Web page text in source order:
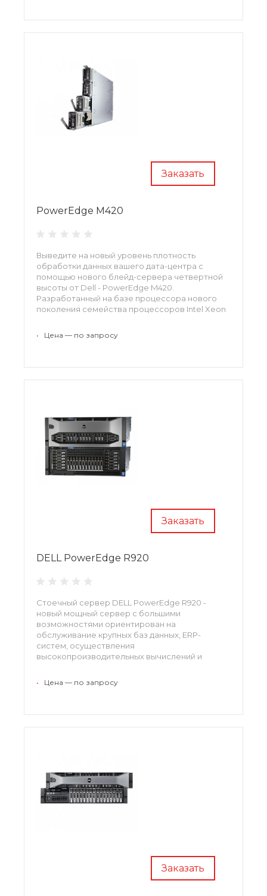
Заказать
PowerEdge M420
Выведите на новый уровень плотность
обработки данных вашего дата-центра с
помощью нового блейд-сервера четвертной
высоты от Dell - PowerEdge M420.
Разработанный на базе процессора нового
поколения семейства процессоров Intel Xeon
сервер M420 предлагает крайне
• Цена — по запросу
Заказать
DELL PowerEdge R920
Стоечный сервер DELL PowerEdge R920 -
новый мощный сервер с большими
возможностями ориентирован на
обслуживание крупных баз данных, ERP-
систем, осуществления
высокопроизводительных вычислений и
транзакций в течение меньшего промежутка
• Цена — по запросу
Заказать